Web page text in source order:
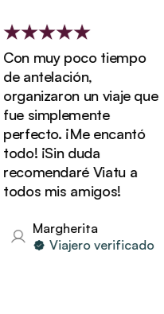
muy poco tiempo
antelación,
un viaje que
simplemente
¡Me encantó
¡Sin duda
Viatu a
mis amigos!
Margherita
Viajero verificado